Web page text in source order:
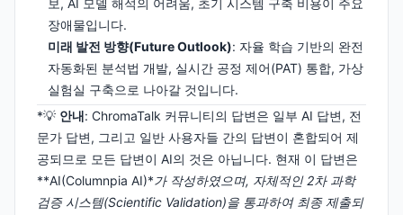
보, AI 모델 해석의 어려움, 초기 시스템 구축 비용이 주요
장애물입니다.
미래 발전 방향(Future Outlook): 자율 학습 기반의 완전
자동화된 분석법 개발, 실시간 공정 제어(PAT) 통합, 가상
실험실 구축으로 나아갈 것입니다.
*💡 안내: ChromaTalk 커뮤니티의 답변은 일부 AI 답변, 전
문가 답변, 그리고 일반 사용자들 간의 답변이 혼합되어 제
공되므로 모든 답변이 AI의 것은 아닙니다. 현재 이 답변은
**AI(Columnpia AI)*가 작성하였으며, 자체적인 2차 과학
검증 시스템(Scientific Validation)을 통과하여 최종 제출되